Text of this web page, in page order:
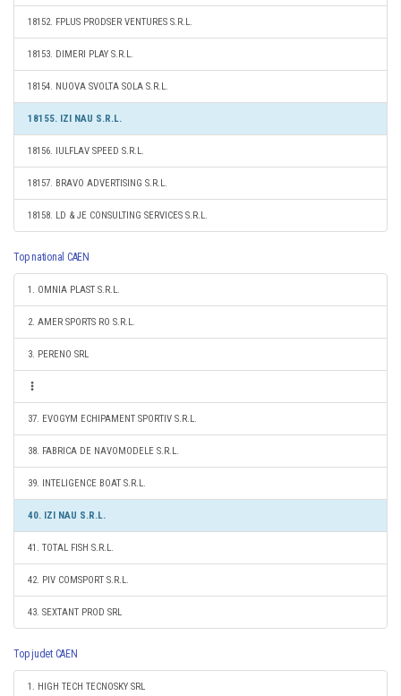
18152. FPLUS PRODSER VENTURES S.R.L.
18153. DIMERI PLAY S.R.L.
18154. NUOVA SVOLTA SOLA S.R.L.
18155. IZI NAU S.R.L.
18156. IULFLAV SPEED S.R.L.
18157. BRAVO ADVERTISING S.R.L.
18158. LD & JE CONSULTING SERVICES S.R.L.
Top national CAEN
1. OMNIA PLAST S.R.L.
2. AMER SPORTS RO S.R.L.
3. PERENO SRL
37. EVOGYM ECHIPAMENT SPORTIV S.R.L.
38. FABRICA DE NAVOMODELE S.R.L.
39. INTELIGENCE BOAT S.R.L.
40. IZI NAU S.R.L.
41. TOTAL FISH S.R.L.
42. PIV COMSPORT S.R.L.
43. SEXTANT PROD SRL
Top judet CAEN
1. HIGH TECH TECNOSKY SRL